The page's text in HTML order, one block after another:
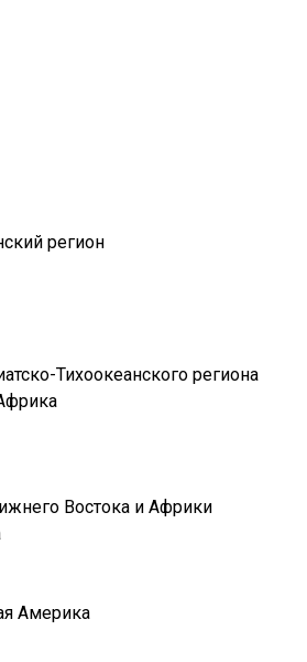
регион
Тихоокеанского региона
Востока и Африки
Америка